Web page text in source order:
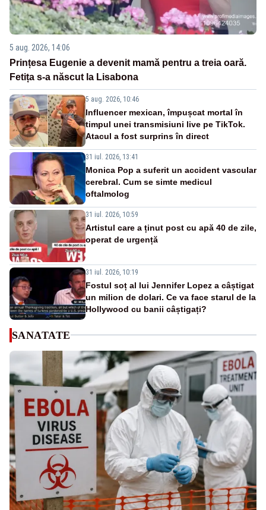
5 aug. 2026, 14:06
Prințesa Eugenie a devenit mamă pentru a treia oară.
Fetița s-a născut la Lisabona
5 aug. 2026, 10:46
Influencer mexican, împușcat mortal în
timpul unei transmisiuni live pe TikTok.
Atacul a fost surprins în direct
31 iul. 2026, 13:41
Monica Pop a suferit un accident vascular
cerebral. Cum se simte medicul
oftalmolog
31 iul. 2026, 10:59
Artistul care a ținut post cu apă 40 de zile,
operat de urgență
31 iul. 2026, 10:19
Fostul soț al lui Jennifer Lopez a câștigat
un milion de dolari. Ce va face starul de la
Hollywood cu banii câștigați?
SANATATE